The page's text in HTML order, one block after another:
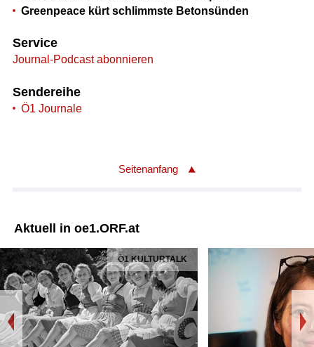
Greenpeace kürt schlimmste Betonsünden
Service
Journal-Podcast abonnieren
Sendereihe
Ö1 Journale
Seitenanfang
Aktuell in oe1.ORF.at
Ö1 KULTURTALK